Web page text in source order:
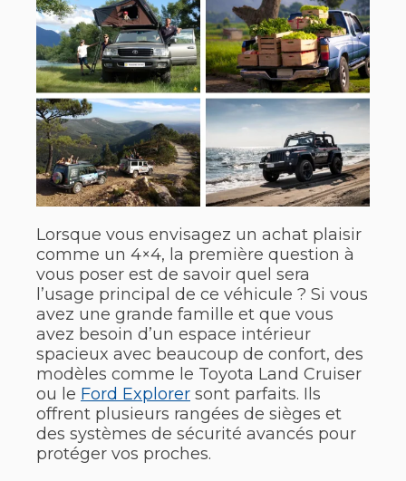
Lorsque vous envisagez un achat plaisir
comme un 4×4, la première question à
vous poser est de savoir quel sera
l’usage principal de ce véhicule ? Si vous
avez une grande famille et que vous
avez besoin d’un espace intérieur
spacieux avec beaucoup de confort, des
modèles comme le Toyota Land Cruiser
ou le Ford Explorer sont parfaits. Ils
offrent plusieurs rangées de sièges et
des systèmes de sécurité avancés pour
protéger vos proches.